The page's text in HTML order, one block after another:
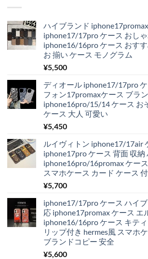
ハイブランド
iphone17/17pro ケース おし
iphone16/16pro ケース おす
お 揃い ケース モノグラム
¥5,500
ディオール iphone17/17pro
フォン17promaxケース ブラ
iphone16pro/15/14 ケース お
ケース 大人 可愛い
¥5,450
ルイヴィトン iphone17/17air
iphone17pro ケース 背面 収納
iphone16pro/16promax ケー
スマホケース カード ケース
¥5,700
iphone17/17pro ケース ハイ
応 iphone17promax ケース エ
iphone16/16pro ケース キテ
リップ付き hermes風 スマホ
ブランドコピー 安全
¥5,600